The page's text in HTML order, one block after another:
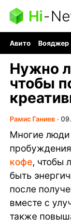
Hi-
Авито Вояджер
Нужно
чтобы
Рамис Ганиев ∙
Многие люди
кофе, чтобы
быть
после
вместе с
также